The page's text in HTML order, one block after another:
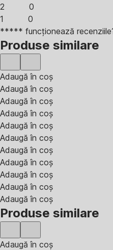
2
0
1
0
***** funcționează
Produse similare
Adaugă în coș
Adaugă în coș
Adaugă în coș
Adaugă în coș
Adaugă în coș
Adaugă în coș
Adaugă în coș
Adaugă în coș
Adaugă în coș
Adaugă în coș
Adaugă în coș
Produse similare
Adaugă în coș